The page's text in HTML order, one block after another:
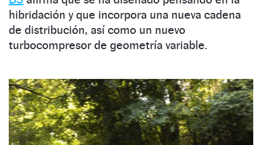
hibridación y que incorpora una nueva cadena
de distribución, así como un nuevo
turbocompresor de geometría variable.